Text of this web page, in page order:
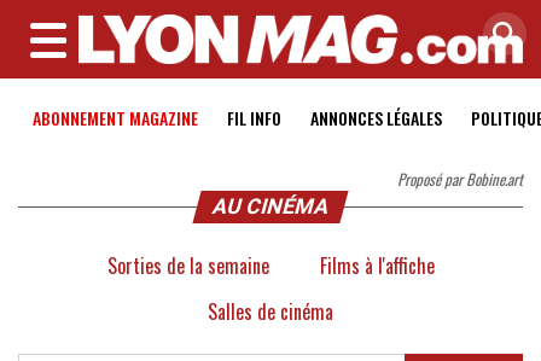
MENU
ABONNEMENT MAGAZINE FIL INFO ANNONCES LÉGALES
Proposé par Bobine.art
AU CINÉMA
Sorties de la semaine
Films à l'affiche
Salles de cinéma